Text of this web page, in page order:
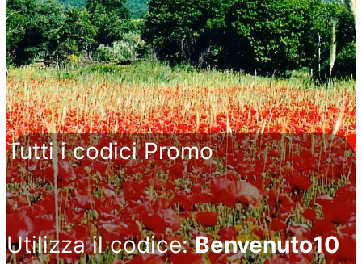
Tutti i codici Promo
Utilizza il codice:Benvenuto10